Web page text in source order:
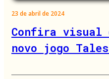
23 de abril de 2024
Confira visual
novo jogo